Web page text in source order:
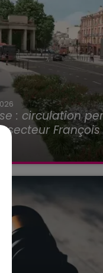
: circulation
secteur François